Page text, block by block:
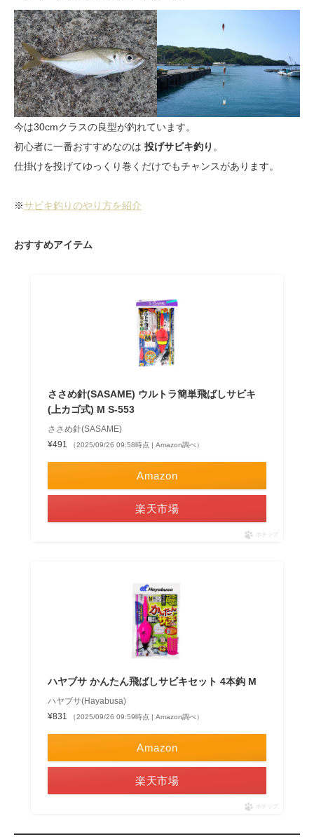
今は30cmクラスの良型が釣れています。
初心者に一番おすすめなのは 投げサビキ釣り 。
仕掛けを投げてゆっくり巻くだけでもチャンスがあります。
※サビキ釣りのやり方を紹介
おすすめアイテム
ささめ針(SASAME) ウルトラ簡単飛ばしサビキ
(上カゴ式) M S-553
ささめ針(SASAME)
¥491
（2025/09/26 09:58時点 | Amazon調べ）
Amazon
楽天市場
ポチップ
ハヤブサ かんたん飛ばしサビキセット 4本鈎 M
ハヤブサ(Hayabusa)
¥831
（2025/09/26 09:59時点 | Amazon調べ）
Amazon
楽天市場
ポチップ